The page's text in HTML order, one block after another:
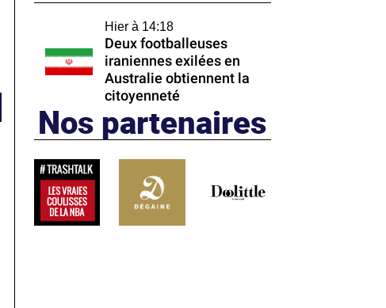
Hier à 14:18
Deux footballeuses
iraniennes exilées en
Australie obtiennent la
citoyenneté
Nos partenaires